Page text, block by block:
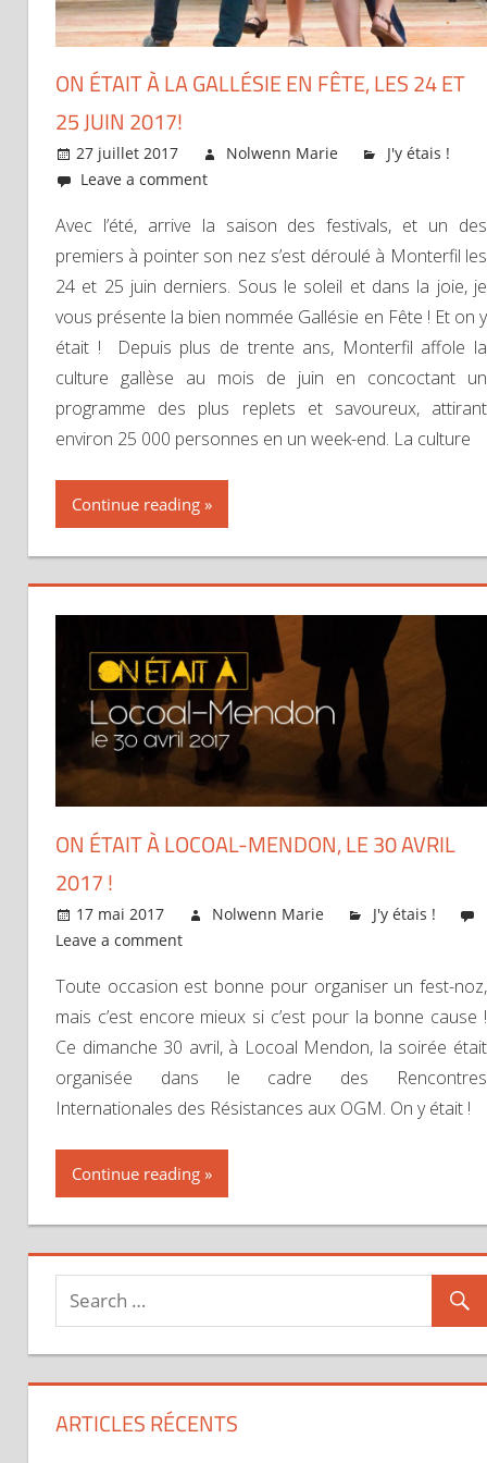
ON ÉTAIT À LA GALLÉSIE EN FÊTE, LES 24 ET
25 JUIN 2017!
27 juillet 2017 Nolwenn Marie
J'y étais !
Leave a comment
Avec l’été, arrive la saison des festivals, et un des
premiers à pointer son nez s’est déroulé à Monterfil les
24 et 25 juin derniers. Sous le soleil et dans la joie, je
vous présente la bien nommée Gallésie en Fête ! Et on y
était ! Depuis plus de trente ans, Monterfil affole la
culture gallèse au mois de juin en concoctant un
programme des plus replets et savoureux, attirant
environ 25 000 personnes en un week-end. La culture
Continue reading
ON ÉTAIT À LOCOAL-MENDON, LE 30 AVRIL
2017 !
17 mai 2017 Nolwenn Marie
J'y étais !
Leave a comment
Toute occasion est bonne pour organiser un fest-noz,
mais c’est encore mieux si c’est pour la bonne cause !
Ce dimanche 30 avril, à Locoal Mendon, la soirée était
organisée dans le cadre des Rencontres
Internationales des Résistances aux OGM. On y était !
Continue reading
ARTICLES RÉCENTS